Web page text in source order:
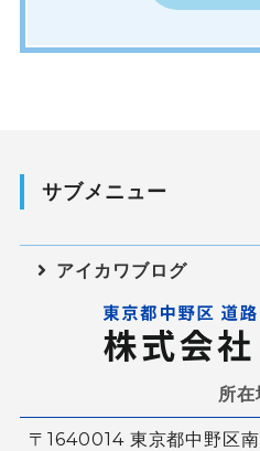
サブメニュー
アイカワブログ
所在
〒1640014 東京都中野区